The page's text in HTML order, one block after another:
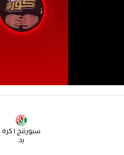
سبورتنج | كرة
يد